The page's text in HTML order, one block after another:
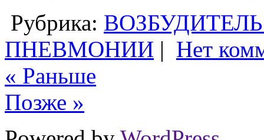
Рубрика:
ПНЕВМОНИИ | Нет
« Раньше
Позже »